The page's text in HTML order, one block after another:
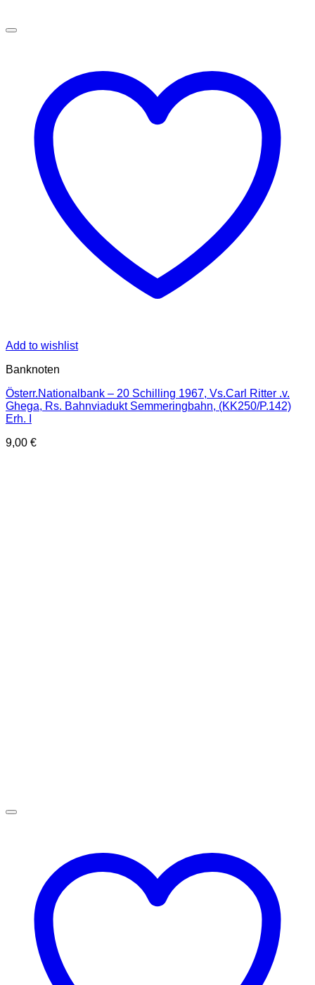
Add to wishlist
Banknoten
Österr.Nationalbank – 20 Schilling 1967, Vs.Carl Ritter .v.
Ghega, Rs. Bahnviadukt Semmeringbahn, (KK250/P.142)
Erh. I
9,00 €